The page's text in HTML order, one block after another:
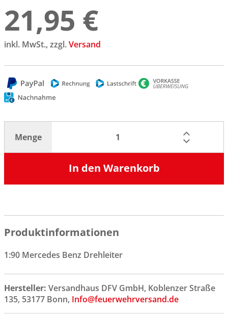
21,95 €
inkl. MwSt., zzgl.Versand
Menge
In den Warenkorb
Produktinformationen
1:90 Mercedes Benz Drehleiter
Hersteller: Versandhaus DFV GmbH, Koblenzer Straße
135, 53177 Bonn, Info@feuerwehrversand.de